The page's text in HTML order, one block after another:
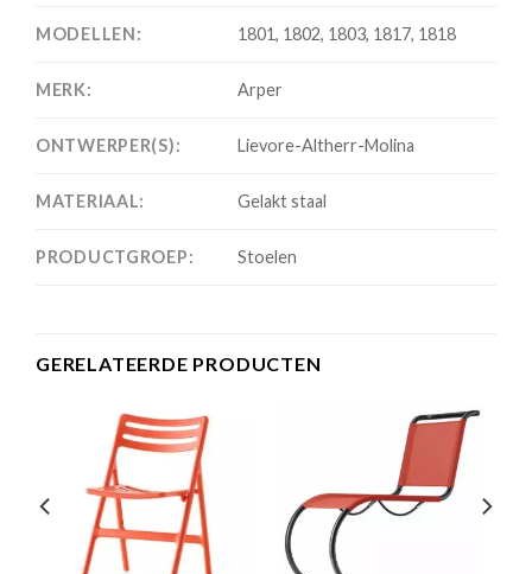
MODELLEN: 1801, 1802, 1803, 1817, 1818
MERK: Arper
ONTWERPER(S): Lievore-Altherr-Molina
MATERIAAL: Gelakt staal
PRODUCTGROEP: Stoelen
GERELATEERDE PRODUCTEN